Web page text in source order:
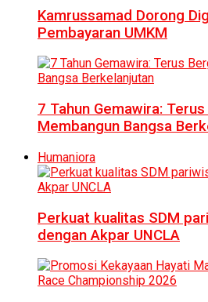
Kamrussamad Dorong
Pembayaran UMKM
7 Tahun Gemawira:
Membangun Bangsa
Humaniora
Perkuat kualitas SDM
dengan Akpar UNCLA